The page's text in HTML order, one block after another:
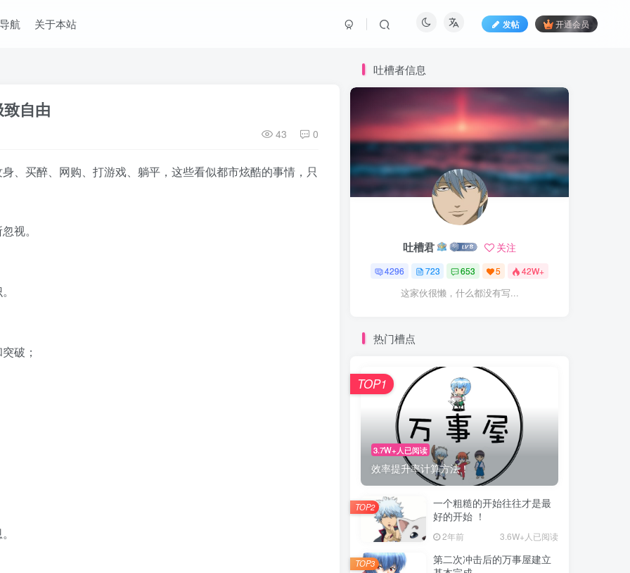
航 关于本站 发帖 开通会员
自由
43 0
、买醉、网购、打游戏、躺平，这些看似都市炫酷的事情，只
视。
破；
吐槽者信息
吐槽君 关注
4296 723 653 5 42W+
这家伙很懒，什么都没有写...
热门槽点
3.7W+人已阅读
效率提升率计算方法！
TOP1
一个粗糙的开始往往才是最
好的开始 ！
2年前 3.6W+人已阅读
TOP2
第二次冲击后的万事屋建立
TOP3